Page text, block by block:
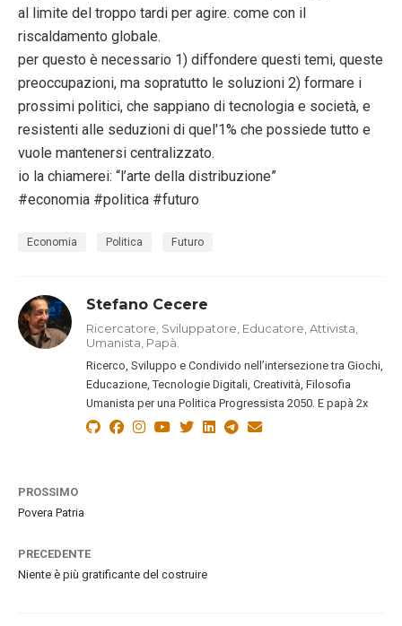
al limite del troppo tardi per agire. come con il
riscaldamento globale.
per questo è necessario 1) diffondere questi temi, queste
preoccupazioni, ma sopratutto le soluzioni 2) formare i
prossimi politici, che sappiano di tecnologia e società, e
resistenti alle seduzioni di quel'1% che possiede tutto e
vuole mantenersi centralizzato.
io la chiamerei: “l’arte della distribuzione”
#economia #politica #futuro
Economia Politica Futuro
Stefano Cecere
Ricercatore, Sviluppatore, Educatore, Attivista,
Umanista, Papà.
Ricerco, Sviluppo e Condivido nell’intersezione tra Giochi,
Educazione, Tecnologie Digitali, Creatività, Filosofia
Umanista per una Politica Progressista 2050. E papà 2x
PROSSIMO
Povera Patria
PRECEDENTE
Niente è più gratificante del costruire